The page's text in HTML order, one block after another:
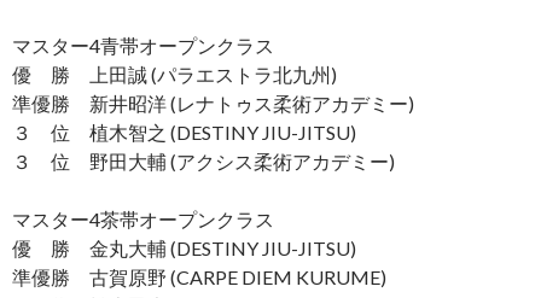
マスター4青帯オープンクラス
優 勝 上田誠 (パラエストラ北九州)
準優勝 新井昭洋 (レナトゥス柔術アカデミー)
３ 位 植木智之 (DESTINY JIU-JITSU)
３ 位 野田大輔 (アクシス柔術アカデミー)
マスター4茶帯オープンクラス
優 勝 金丸大輔 (DESTINY JIU-JITSU)
準優勝 古賀原野 (CARPE DIEM KURUME)